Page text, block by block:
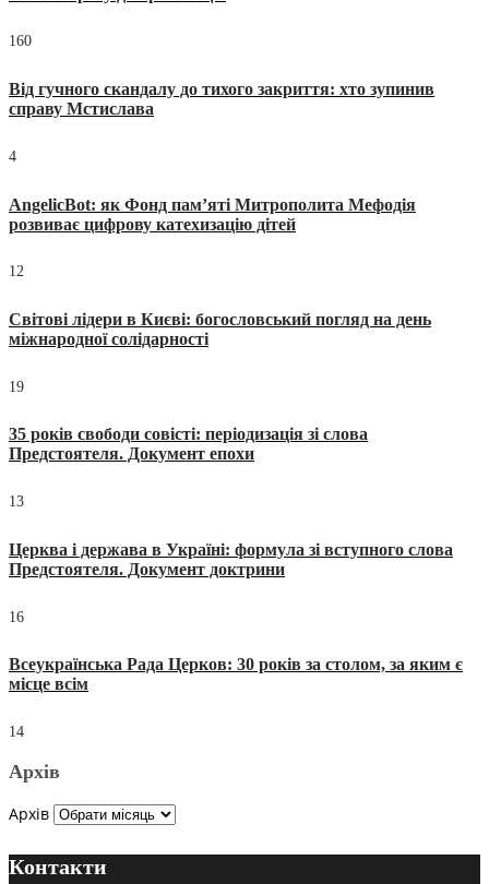
160
Від гучного скандалу до тихого закриття: хто зупинив
справу Мстислава
4
AngelicBot: як Фонд пам’яті Митрополита Мефодія
розвиває цифрову катехизацію дітей
12
Світові лідери в Києві: богословський погляд на день
міжнародної солідарності
19
35 років свободи совісті: періодизація зі слова
Предстоятеля. Документ епохи
13
Церква і держава в Україні: формула зі вступного слова
Предстоятеля. Документ доктрини
16
Всеукраїнська Рада Церков: 30 років за столом, за яким є
місце всім
14
Архів
Архів
Контакти